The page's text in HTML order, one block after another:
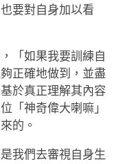
要對自身加以看
「如果我要訓練自
正確地做到，並盡
於真正理解其內容
「神奇偉大喇嘛」
的。
我們去審視自身生